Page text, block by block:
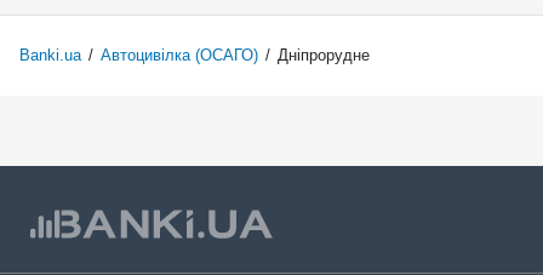
Banki.ua / Автоцивілка (ОСАГО) / Дніпрорудне